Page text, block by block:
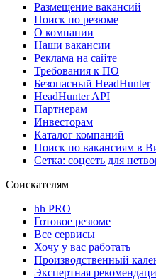
Размещение вакансий
Поиск по резюме
О компании
Наши вакансии
Реклама на сайте
Требования к ПО
Безопасный HeadHunter
HeadHunter API
Партнерам
Инвесторам
Каталог компаний
Поиск по вакансиям в
Сетка: соцсеть для
Соискателям
hh PRO
Готовое резюме
Все сервисы
Хочу у вас работать
Производственный
Экспертная